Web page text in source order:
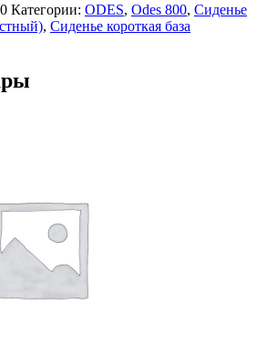
Категории: ODES, Odes 800, Сиденье
, Сиденье короткая база